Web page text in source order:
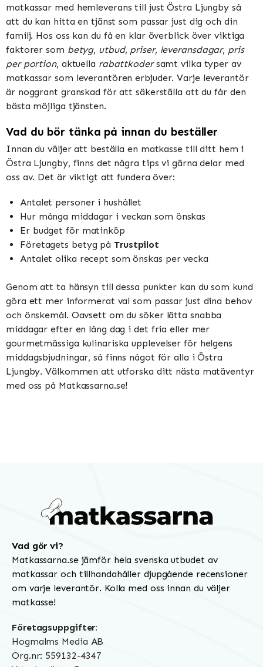
matkassar med hemleverans till just Östra Ljungby så
att du kan hitta en tjänst som passar just dig och din
familj. Hos oss kan du få en klar överblick över viktiga
faktorer som betyg, utbud, priser, leveransdagar, pris
per portion, aktuella rabattkodersamt vilka typer av
matkassar som leverantören erbjuder. Varje leverantör
är noggrant granskad för att säkerställa att du får den
bästa möjliga tjänsten.
Vad du bör tänka på innan du beställer
Innan du väljer att beställa en matkasse till ditt hem i
Östra Ljungby, finns det några tips vi gärna delar med
oss av. Det är viktigt att fundera över:
Antalet personer i hushållet
Hur många middagar i veckan som önskas
Er budget för matinköp
Företagets betyg på Trustpilot
Antalet olika recept som önskas per vecka
Genom att ta hänsyn till dessa punkter kan du som kund
göra ett mer informerat val som passar just dina behov
och önskemål. Oavsett om du söker lätta snabba
middagar efter en lång dag i det fria eller mer
gourmetmässiga kulinariska upplevelser för helgens
middagsbjudningar, så finns något för alla i Östra
Ljungby. Välkommen att utforska ditt nästa matäventyr
med oss på Matkassarna.se!
Vad gör vi?
Matkassarna.se jämför hela svenska utbudet av
matkassar och tillhandahåller djupgående recensioner
om varje leverantör. Kolla med oss innan du väljer
matkasse!
Företagsuppgifter:
Hogmalms Media AB
Org.nr: 559132-4347